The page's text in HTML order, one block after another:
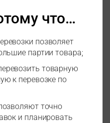
что…
позволяет
партии товара;
товарную
к перевозке по
точно
и планировать